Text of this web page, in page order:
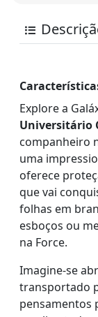
Explore a
Universitário
companheiro
uma
oferece
que vai
folhas em
esboços ou
na Force.
Imagine-se
transportado
pensamentos